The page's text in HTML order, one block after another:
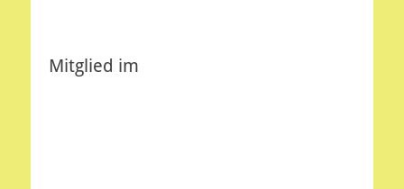
Mitglied im